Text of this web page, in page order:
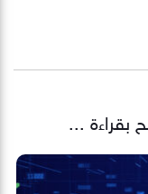
بقراءة ...